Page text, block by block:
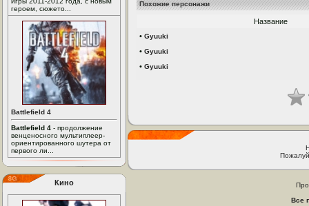
героем, сюжето...
Battlefield 4
Battlefield 4 - продолжение
венценосного мультиплеер-
ориентированного шутера от
первого ли...
Кино
Похожие персонажи
Название
• Gyuuki
• Gyuuki
• Gyuuki
Все